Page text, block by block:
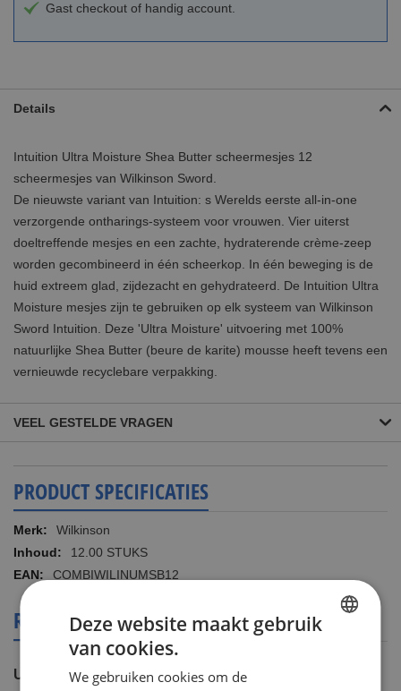
Gast checkout of handig account.
Details
Intuition Ultra Moisture Shea Butter scheermesjes 12
scheermesjes van Wilkinson Sword.
De nieuwste variant van Intuition: s Werelds eerste all-in-one
verzorgende ontharings-systeem voor vrouwen. Vier uiterst
doeltreffende mesjes en een zachte, hydraterende crème-zeep
worden gecombineerd in één scheerkop. In één beweging is de
huid extreem glad, zijdezacht en gehydrateerd. De Intuition Ultra
Moisture mesjes zijn te gebruiken op elk systeem van Wilkinson
Sword Intuition. Deze 'Ultra Moisture' uitvoering met 100%
natuurlijke Shea Butter (beure de karite) mousse heeft tevens een
vernieuwde recyclebare verpakking.
VEEL GESTELDE VRAGEN
PRODUCT SPECIFICATIES
Meer
informatie
Wilkinson
12.00 STUKS
COMBIWILINUMSB12
REVIEWS OVER DIT PRODUCT
U plaatst een review over:
Deze website maakt gebruik
van cookies.
We gebruiken cookies om de